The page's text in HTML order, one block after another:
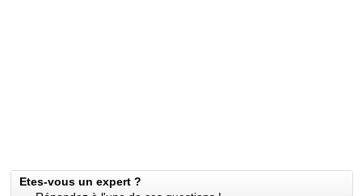
Etes-vous un expert ?